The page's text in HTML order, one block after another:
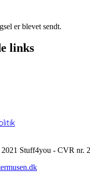
er blevet sendt.
links
Stuff4you - CVR nr.